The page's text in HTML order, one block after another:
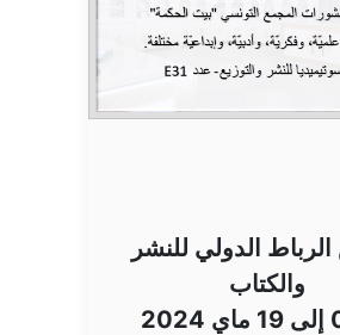
الدولي للنشر
والكتاب